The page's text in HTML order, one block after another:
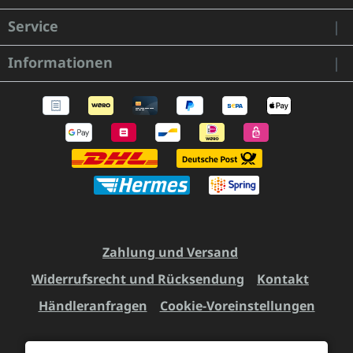
Service
Informationen
Zahlung und Versand
Widerrufsrecht und Rücksendung
Kontakt
Händleranfragen
Cookie-Voreinstellungen